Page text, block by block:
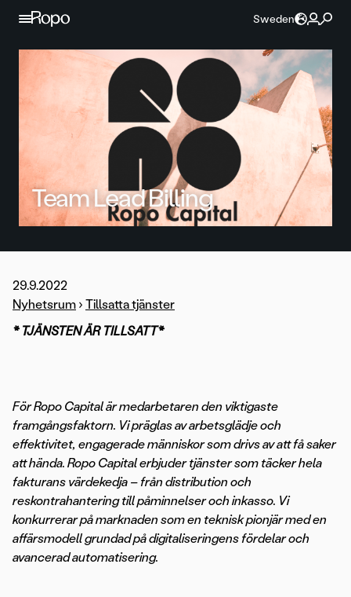
Hoppa till innehållet
Sweden
Team Lead Billing
29.9.2022
Nyhetsrum › Tillsatta tjänster
* TJÄNSTEN ÄR TILLSATT*
För Ropo Capital är medarbetaren den viktigaste
framgångsfaktorn. Vi präglas av arbetsglädje och
effektivitet, engagerade människor som drivs av att få saker
att hända. Ropo Capital erbjuder tjänster som täcker hela
fakturans värdekedja – från distribution och
reskontrahantering till påminnelser och inkasso. Vi
konkurrerar på marknaden som en teknisk pionjär med en
affärsmodell grundad på digitaliseringens fördelar och
avancerad automatisering.